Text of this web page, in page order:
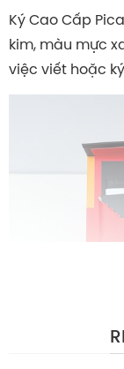
Ký Cao Cấp
kim, màu mực
việc viết hoặc